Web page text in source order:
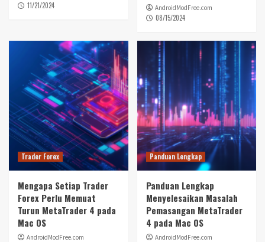
11/21/2024 AndroidModFree.com
08/15/2024
Trader Forex
Mengapa Setiap Trader
Forex Perlu Memuat
Turun MetaTrader 4 pada
Mac OS
AndroidModFree.com
Panduan Lengkap
Panduan Lengkap
Menyelesaikan Masalah
Pemasangan MetaTrader
4 pada Mac OS
AndroidModFree.com